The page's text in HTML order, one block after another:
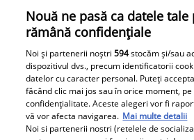
Mesaj emoționant pentru
Răducu, la 9 ani de la
„Vocea Denisei s-a
continuă să răsune”
Nouă ne pasă ca datele tale
rămână confidențiale
Noi și partenerii noștri594stocăm și/sau
dispozitivul dvs., precum identificatorii
datelor cu caracter personal. Puteți
făcând clic mai jos sau în orice moment,
confidențialitate. Aceste alegeri vor fi
vă vor afecta navigarea. Mai multe detalii
Noi si partenerii nostri (retelele de